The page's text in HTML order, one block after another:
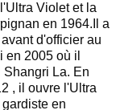
Violet et la
en 1964.Il a
d'officier au
en 2005 où il
La. En
, il ouvre l'Ultra
en